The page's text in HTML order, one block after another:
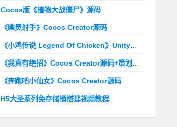
Cocos版《植物大战僵尸》源码
《幽灵射手》Cocos Creator源码
《小鸡传说 Legend Of Chicken》Unity源码
《我真有绝招》Cocos Creator源码+策划文档
《奔跑吧小仙女》Cocos Creator源码
H5大圣系列免存储桶搭建视频教程